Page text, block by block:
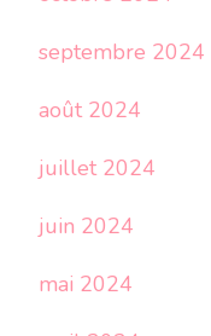
septembre 2024
août 2024
juillet 2024
juin 2024
mai 2024